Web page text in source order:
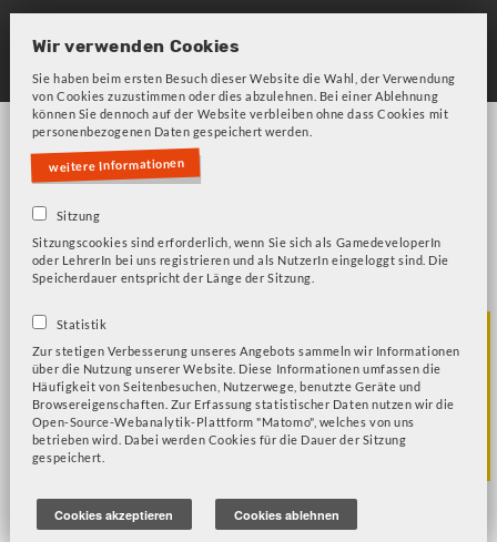
Skip
main
navigation
Fehlermeldung
Bitte beachten Sie unsere Frage zu Cookies!
FS - Interkulturelle
kommunikative
Kompetenz
Wir verwenden Cookies
Sie haben beim ersten Besuch dieser Website die Wahl, der Verwendung
von Cookies zuzustimmen oder dies abzulehnen. Bei einer Ablehnung
können Sie dennoch auf der Website verbleiben ohne dass Cookies mit
personenbezogenen Daten gespeichert werden.
weitere Informationen
Sitzung
Sitzungscookies sind erforderlich, wenn Sie sich als GamedeveloperIn
oder LehrerIn bei uns registrieren und als NutzerIn eingeloggt sind. Die
Speicherdauer entspricht der Länge der Sitzung.
Statistik
Zur stetigen Verbesserung unseres Angebots sammeln wir Informationen
über die Nutzung unserer Website. Diese Informationen umfassen die
Häufigkeit von Seitenbesuchen, Nutzerwege, benutzte Geräte und
Browsereigenschaften. Zur Erfassung statistischer Daten nutzen wir die
Open-Source-Webanalytik-Plattform "Matomo", welches von uns
betrieben wird. Dabei werden Cookies für die Dauer der Sitzung
gespeichert.
Cookies akzeptieren Cookies ablehnen
Rascal's Escape: Frechdachs auf Reisen